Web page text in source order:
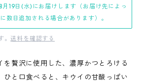
19日(水)にお届けします（お届け先によっ
数日追加される場合があります）。
。送料を確認する
を贅沢に使用した、濃厚かつとろける
ひと口食べると、キウイの甘酸っぱい